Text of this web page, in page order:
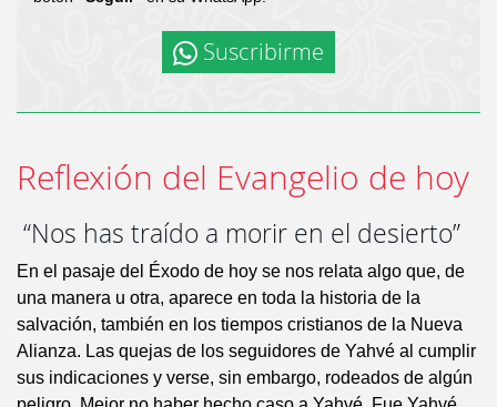
Suscribirme
Reflexión del Evangelio de hoy
“Nos has traído a morir en el desierto”
En el pasaje del Éxodo de hoy se nos relata algo que, de
una manera u otra, aparece en toda la historia de la
salvación, también en los tiempos cristianos de la Nueva
Alianza. Las quejas de los seguidores de Yahvé al cumplir
sus indicaciones y verse, sin embargo, rodeados de algún